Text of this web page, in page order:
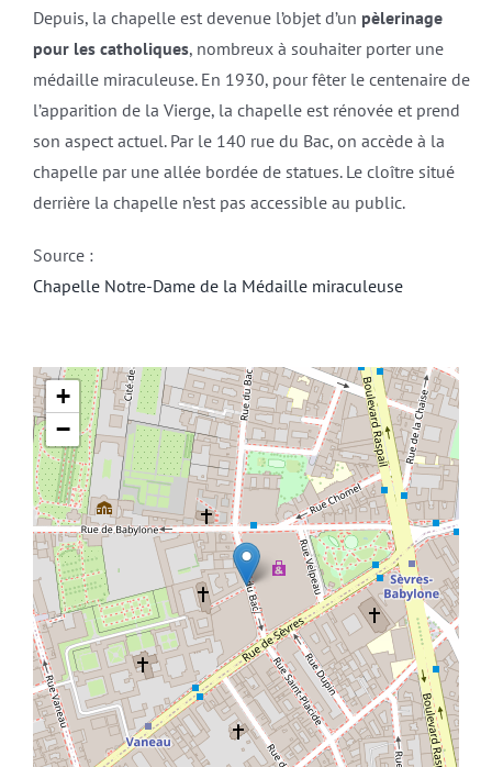
Depuis, la chapelle est devenue l’objet d’un pèlerinage
pour les catholiques, nombreux à souhaiter porter une
médaille miraculeuse. En 1930, pour fêter le centenaire de
l’apparition de la Vierge, la chapelle est rénovée et prend
son aspect actuel. Par le 140 rue du Bac, on accède à la
chapelle par une allée bordée de statues. Le cloître situé
derrière la chapelle n’est pas accessible au public.
Source :
Chapelle Notre-Dame de la Médaille miraculeuse
+
−